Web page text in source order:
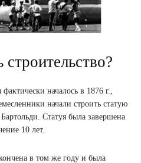
началось в 1876 г.,
начали строить статую
Статуя была завершена
10 лет.
в том же году и была